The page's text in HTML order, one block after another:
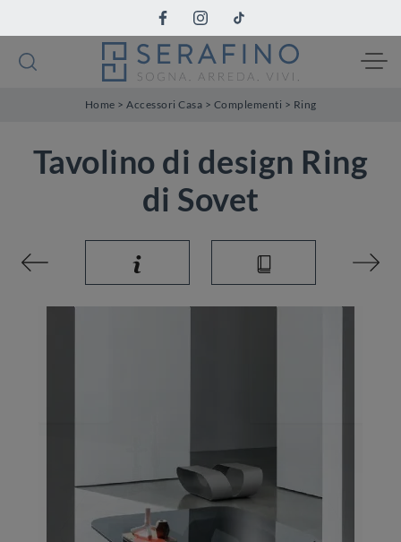
Home > Accessori Casa > Complementi > Ring
Tavolino di design Ring
di Sovet